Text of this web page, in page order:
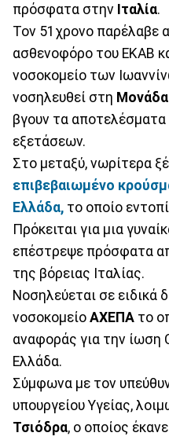
πρόσφατα στην Ιταλία.
Τον 51χρονο παρέλαβε
ασθενοφόρο του ΕΚΑΒ
νοσοκομείο των
νοσηλευθεί στη
βγουν τα
εξετάσεων.
Στο μεταξύ, νωρίτερα
επιβεβαιωμένο
Ελλάδα, το οποίο
Πρόκειται για μια
επέστρεψε πρόσφατα
της βόρειας Ιταλίας.
Νοσηλεύεται σε
νοσοκομείο ΑΧΕΠΑ το
αναφοράς για την ίωση
Ελλάδα.
Σύμφωνα με τον
υπουργείου Υγείας,
Τσιόδρα, ο οποίος